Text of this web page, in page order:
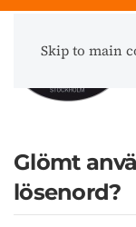
Skip to main
Glömt
lösenord?